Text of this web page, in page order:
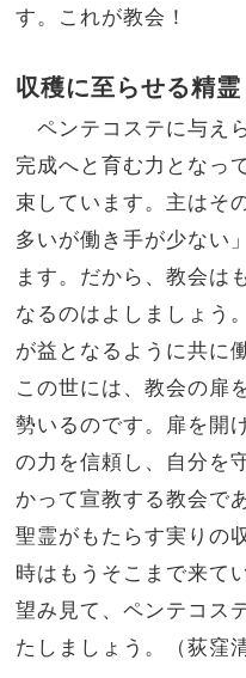
す。これが教会！
収穫に至らせる精霊
ペンテコステに与え
完成へと育む力となっ
束しています。主はそ
多いが働き手が少ない
ます。だから、教会は
なるのはよしましょう
が益となるように共に
この世には、教会の扉
勢いるのです。扉を開
の力を信頼し、自分を
かって宣教する教会で
聖霊がもたらす実りの
時はもうそこまで来て
望み見て、ペンテコス
たしましょう。（荻窪